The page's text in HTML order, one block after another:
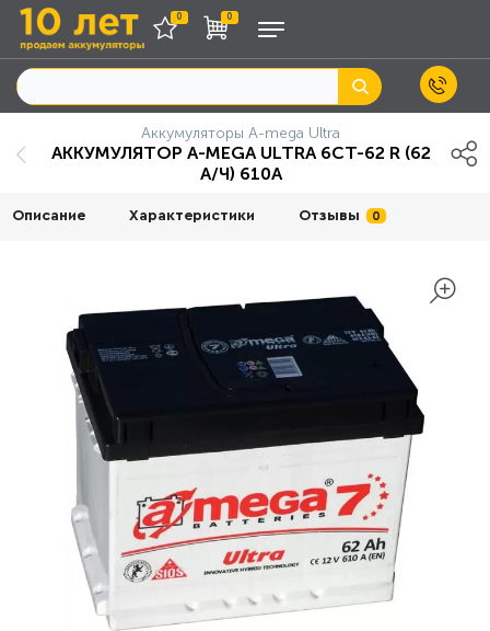
0 0
Аккумуляторы A-mega Ultra
АККУМУЛЯТОР A-MEGA ULTRA 6СТ-62 R (62
А/Ч) 610А
Описание Характеристики Отзывы 0